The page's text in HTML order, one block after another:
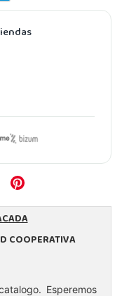
COOPERATIVA
Esperemos